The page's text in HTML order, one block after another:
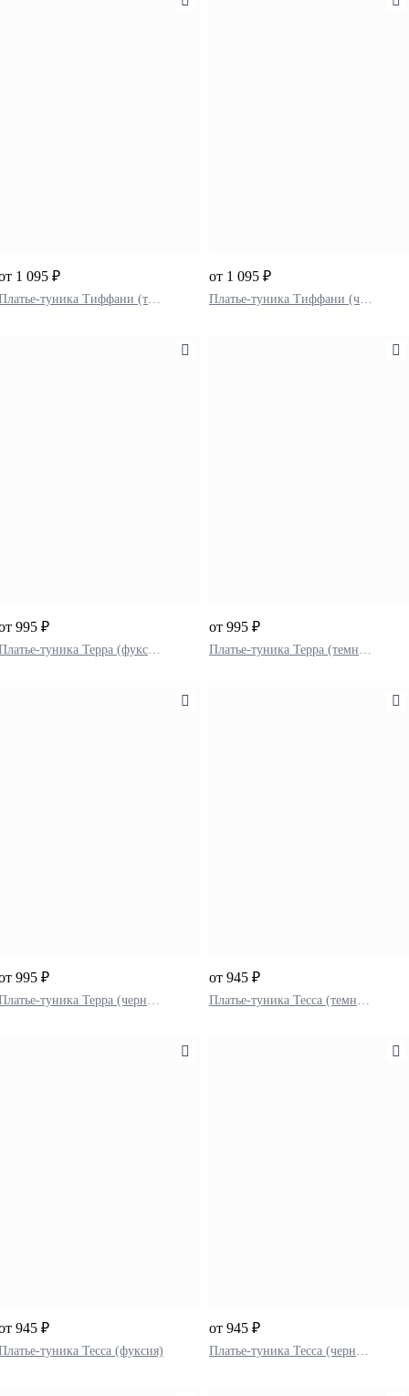
Платье-туника Тиффани (темно-зеленый)
1 095 ₽
Платье-туника Тиффани (черный)
от 1 095 ₽
Платье-туника Терра (фуксия)
995 ₽
Платье-туника Терра (темно-зеленый)
от 995 ₽
Платье-туника Терра (черный)
995 ₽
Платье-туника Тесса (темно-зеленый)
от 945 ₽
туника Тесса (фуксия)
945 ₽
Платье-туника Тесса (черный)
от 945 ₽